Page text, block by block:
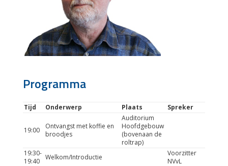
Programma
Tijd Onderwerp Plaats Spreker
19:00
Ontvangst met koffie en
broodjes
Auditorium
Hoofdgebouw
(bovenaan de
roltrap)
19:30-
19:40
Welkom/Introductie
Voorzitter
NVvL